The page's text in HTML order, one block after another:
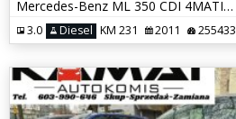
Mercedes-Benz ML 350 CDI 4MATIC Zamiana
3.0 Diesel KM 231 2011 255433